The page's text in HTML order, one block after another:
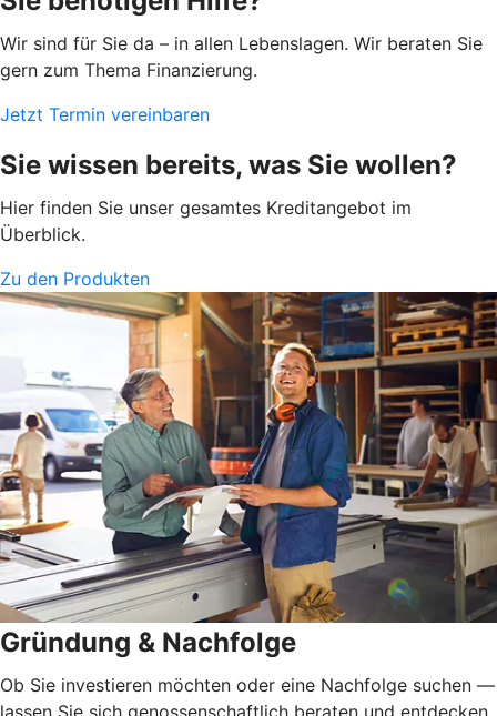
Wir sind für Sie da – in allen Lebenslagen. Wir beraten Sie
gern zum Thema Finanzierung.
Jetzt Termin vereinbaren
Sie wissen bereits, was Sie wollen?
Hier finden Sie unser gesamtes Kreditangebot im
Überblick.
Zu den Produkten
Gründung & Nachfolge
Ob Sie investieren möchten oder eine Nachfolge suchen —